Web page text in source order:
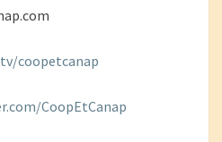
coopetcanap
CoopEtCanap